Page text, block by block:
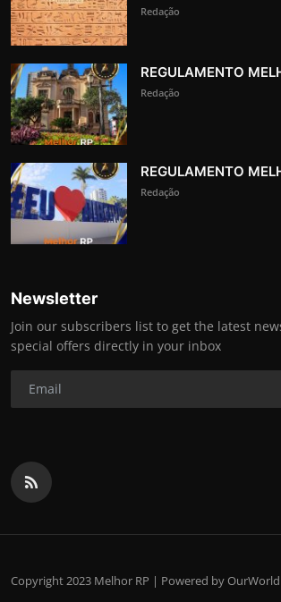
Redação
REGULAMENTO
Redação
REGULAMENTO
Redação
Newsletter
Join our subscribers list to get the latest
special offers directly in your inbox
Copyright 2023 Melhor RP | Powered by OurWorld